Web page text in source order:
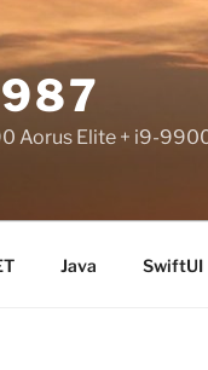
Aorus Elite + i9-
Java SwiftUI